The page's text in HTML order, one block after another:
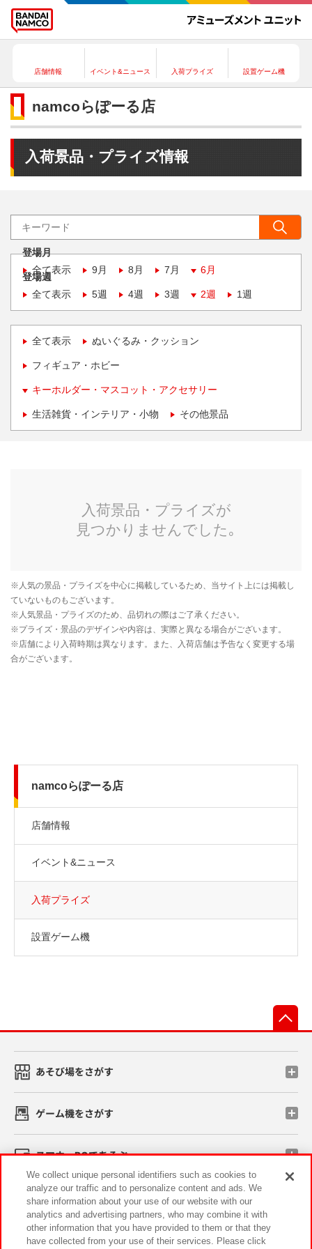
店舗情報 イベント&ニュース 入荷プライズ 設置ゲーム機
namcoらぽーる店
入荷景品・プライズ情報
登場月
全て表示
9月 8月 7月 6月
登場週
全て表示
5週 4週 3週 2週 1週
全て表示 ぬいぐるみ・クッション
フィギュア・ホビー
キーホルダー・マスコット・アクセサリー
生活雑貨・インテリア・小物 その他景品
namcoらぽーる店
店舗情報
イベント&ニュース
入荷プライズ
設置ゲーム機
あそび場をさがす
ゲーム機をさがす
スマホ・PCであそぶ
イベント・キャンペーン
We collect unique personal identifiers such as cookies to
analyze our traffic and to personalize content and ads. We
share information about your use of our website with our
analytics and advertising partners, who may combine it with
other information that you have provided to them or that they
have collected from your use of their services. Please click